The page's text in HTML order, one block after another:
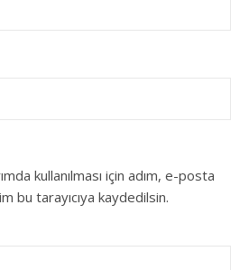
kullanılması için adım, e-posta
bu tarayıcıya kaydedilsin.